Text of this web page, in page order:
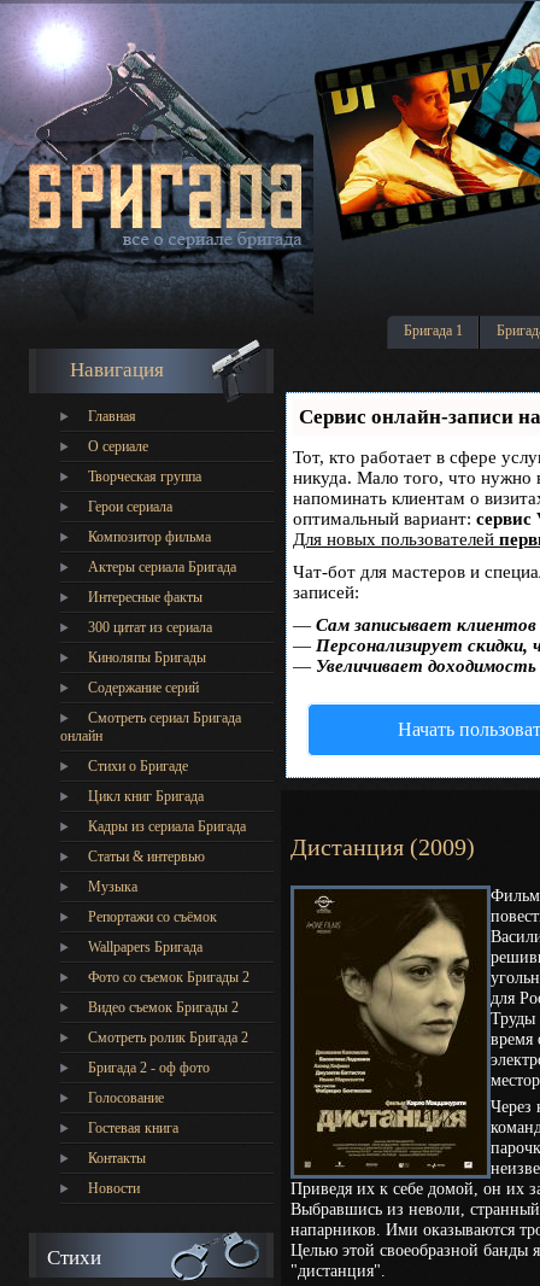
Бригада 1
Навигация
Главная
О сериале
Творческая группа
Герои сериала
Композитор фильма
Актеры сериала Бригада
Интересные факты
300 цитат из сериала
Киноляпы Бригады
Содержание серий
Смотреть сериал Бригада
онлайн
Стихи о Бригаде
Цикл книг Бригада
Кадры из сериала Бригада
Статьи & интервью
Музыка
Репортажи со съёмок
Wallpapers Бригада
Фото со съемок Бригады 2
Видео съемок Бригады 2
Cмотреть ролик Бригада 2
Бригада 2 - оф фото
Голосование
Гостевая книга
Контакты
Новости
Стихи
Сервис онлайн-записи
Тот, кто работает в сфере
никуда. Мало того, что нужно
напоминать клиентам о
оптимальный вариант: сервис
Для новых пользователей
Чат-бот для мастеров и
записей:
— Сам записывает
— Персонализирует скидки,
— Увеличивает
Начать
Дистанция (2009)
Фильм
для
Труды
время
Через
Приведя их к себе домой, он их
Выбравшись из неволи,
напарников. Ими оказываются
Целью этой своеобразной банды
"дистанция".